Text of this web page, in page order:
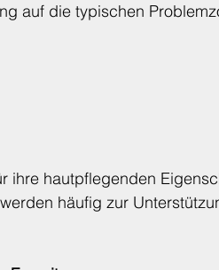
auf die typischen
ihre hautpflegenden
häufig zur